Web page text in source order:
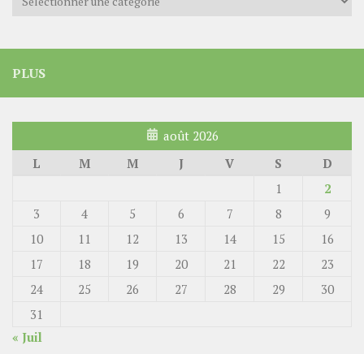
PLUS
août 2026
L
M M J V S
D
1
2
3
4 5 6 7 8
9
10
11 12 13 14 15
16
17
18 19 20 21 22
23
24
25 26 27 28 29
30
31
« Juil